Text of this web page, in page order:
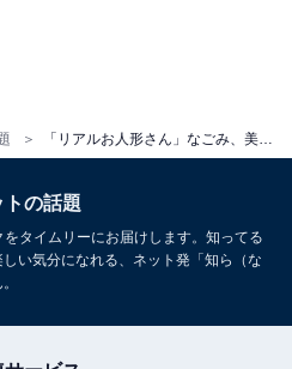
トの話題
タイムリーにお届けします。知ってる
い気分になれる、ネット発「知ら（な